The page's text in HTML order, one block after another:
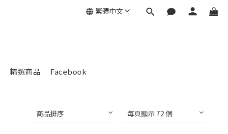
精選商品 Facebook
繁體中文
商品排序 每頁顯示 72 個